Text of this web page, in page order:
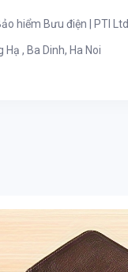
hiểm Bưu điện | PTI Ltd.
Hạ , Ba Dinh, Ha Noi